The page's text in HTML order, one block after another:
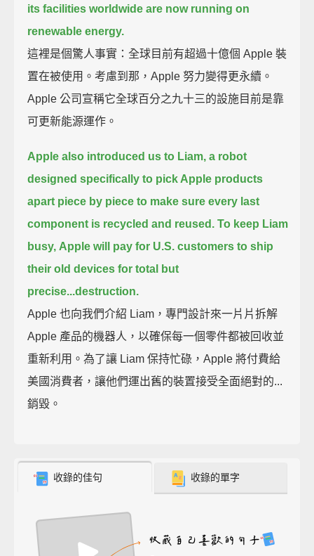
its facilities worldwide are now running on
renewable energy.
這裡是個驚人事實：全球目前有超過十億個 Apple 裝
置在被使用。考慮到那，Apple 努力變得更永續。
Apple 公司宣稱它全球百分之九十三的設施目前是靠
可更新能源運作。
Apple also introduced us to Liam, a robot
designed specifically to pick Apple products
apart piece by piece to make sure every last
component is recycled and reused. To keep Liam
busy, Apple will pay for U.S. customers to ship
their old devices for total but
precise...destruction.
Apple 也向我們介紹 Liam，專門設計來一片片拆解
Apple 產品的機器人，以確保每一個零件都被回收並
重新利用。為了讓 Liam 保持忙碌，Apple 將付費給
美國消費者，讓他們運出舊的裝置接受全面絕對的...
銷毀。
收錄的佳句 收錄的單字